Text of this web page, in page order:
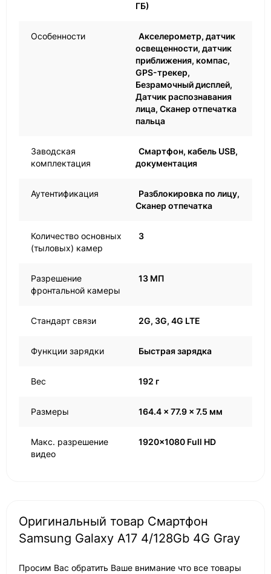
ГБ)
Особенности
Акселерометр, датчик
освещенности, датчик
приближения, компас,
GPS-трекер,
Безрамочный дисплей,
Датчик распознавания
лица, Сканер отпечатка
пальца
Заводская
комплектация
Смартфон, кабель USB,
документация
Аутентификация
Разблокировка по лицу,
Сканер отпечатка
Количество основных
(тыловых) камер
3
Разрешение
фронтальной камеры
13 МП
Стандарт связи 2G, 3G, 4G LTE
Функции зарядки Быстрая зарядка
Вес 192 г
Размеры 164.4 x 77.9 x 7.5 мм
Макс. разрешение
видео
1920x1080 Full HD
Оригинальный товар Смартфон
Samsung Galaxy A17 4/128Gb 4G Gray
Просим Вас обратить Ваше внимание что все товары